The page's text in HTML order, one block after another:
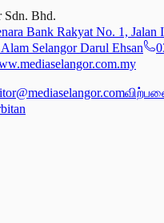
Sdn. Bhd.
Bank Rakyat No. 1, Jalan
Selangor Darul Ehsan